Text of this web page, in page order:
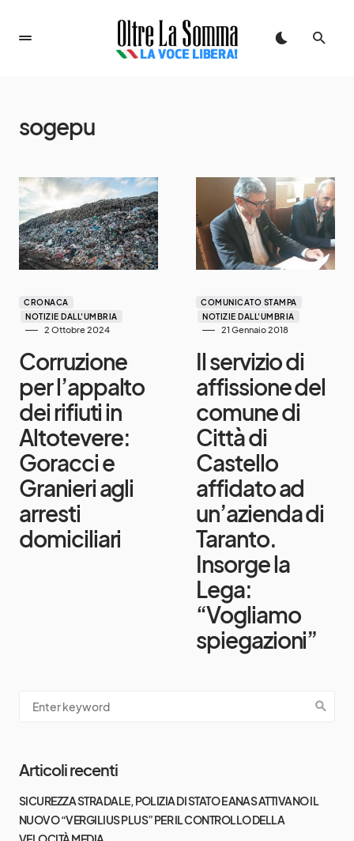
sogepu
CRONACA
NOTIZIE DALL'UMBRIA
2 Ottobre 2024
Corruzione
per l’appalto
dei rifiuti in
Altotevere:
Goracci e
Granieri agli
arresti
domiciliari
COMUNICATO STAMPA
NOTIZIE DALL'UMBRIA
21 Gennaio 2018
Il servizio di
affissione del
comune di
Città di
Castello
affidato ad
un’azienda di
Taranto.
Insorge la
Lega:
“Vogliamo
spiegazioni”
Articoli recenti
SICUREZZA STRADALE, POLIZIA DI STATO E ANAS ATTIVANO IL
NUOVO “VERGILIUS PLUS” PER IL CONTROLLO DELLA